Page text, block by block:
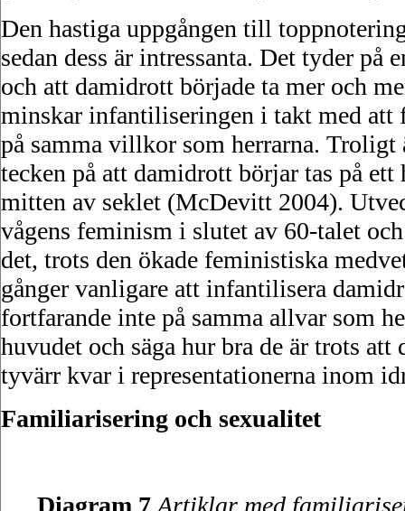
Den hastiga uppgången till
sedan dess är intressanta. Det tyder
och att damidrott började ta mer och
minskar infantiliseringen i takt med
på samma villkor som herrarna.
tecken på att damidrott börjar tas på
mitten av seklet (McDevitt 2004).
vågens feminism i slutet av 60-talet
det, trots den ökade feministiska
gånger vanligare att infantilisera
fortfarande inte på samma allvar som
huvudet och säga hur bra de är trots
tyvärr kvar i representationerna inom
Familiarisering och sexualitet
Diagram 7 Artiklar med